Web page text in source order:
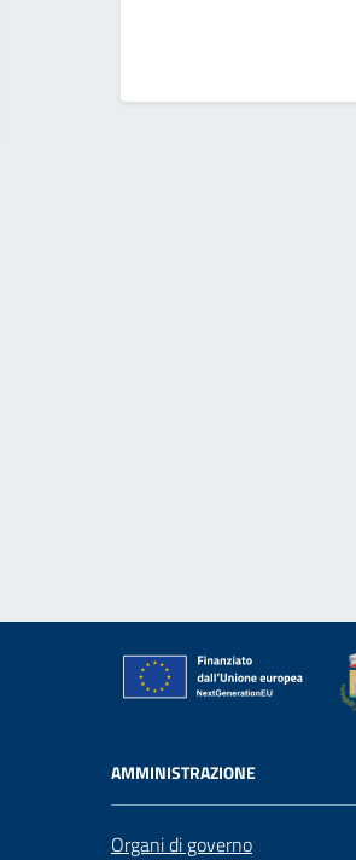
AMMINISTRAZIONE
Organi di governo